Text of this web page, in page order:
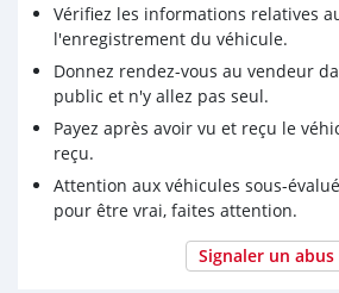
Vérifiez les informations relatives
l'enregistrement du véhicule.
Donnez rendez-vous au vendeur
public et n'y allez pas seul.
Payez après avoir vu et reçu le
reçu.
Attention aux véhicules sous-
pour être vrai, faites attention.
Signaler un abus